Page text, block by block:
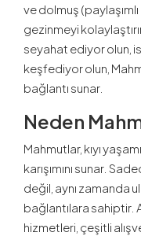
ve dolmuş
gezinmeyi
seyahat ediyor olun,
keşfediyor olun,
bağlantı sunar.
Neden
Mahmutlar, kıyı
karışımını sunar.
değil, aynı zamanda
bağlantılara sahiptir.
hizmetleri, çeşitli